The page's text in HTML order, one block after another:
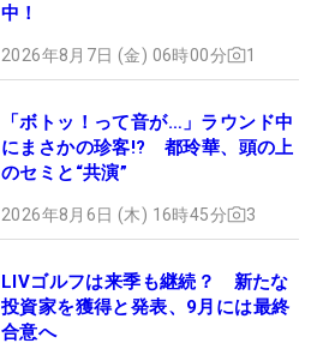
中！
2026年8月7日 (金) 06時00分 1
「ボトッ！って音が…」ラウンド中
にまさかの珍客!? 都玲華、頭の上
のセミと“共演”
2026年8月6日 (木) 16時45分 3
LIVゴルフは来季も継続？ 新たな
投資家を獲得と発表、9月には最終
合意へ